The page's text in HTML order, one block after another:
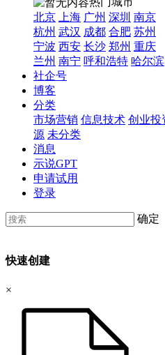
北京
上海 广州 深圳 南京
杭州 武汉 成都 合肥 苏州
宁波 西安 长沙 郑州 重庆
兰州 南宁 呼和浩特 哈尔滨
社企号
博客
分类
市场营销 信息技术 创业投
源 未分类
消息
示说GPT
申请试用
登录
确定
快速创建
×